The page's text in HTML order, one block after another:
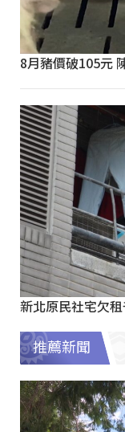
8月豬價破105元
新北原民社宅欠
推薦新聞